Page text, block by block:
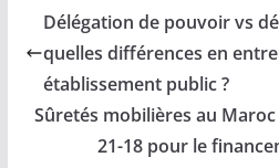
Délégation de pouvoir vs
quelles différences en
établissement public ?
Sûretés mobilières au
21-18 pour le